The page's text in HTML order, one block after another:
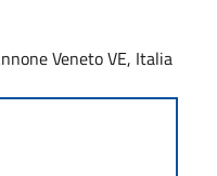
Veneto VE, Italia